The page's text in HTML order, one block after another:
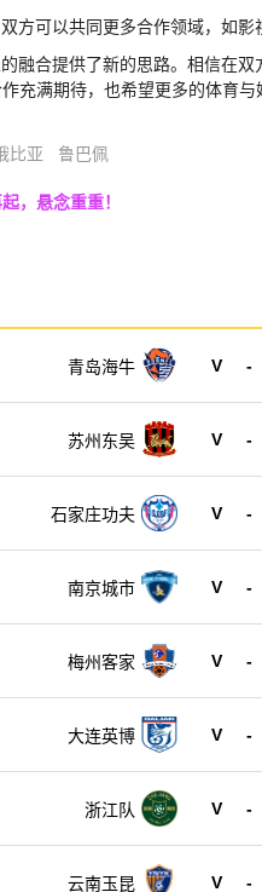
方可以共同更多合作领域，如影
融合提供了新的思路。相信在
充满期待，也希望更多的体育
比亚 鲁巴佩
，悬念重重！
青岛海牛 V -
苏州东吴 V -
石家庄功夫 V -
南京城市 V -
梅州客家 V -
大连英博 V -
浙江队 V -
云南玉昆 V -